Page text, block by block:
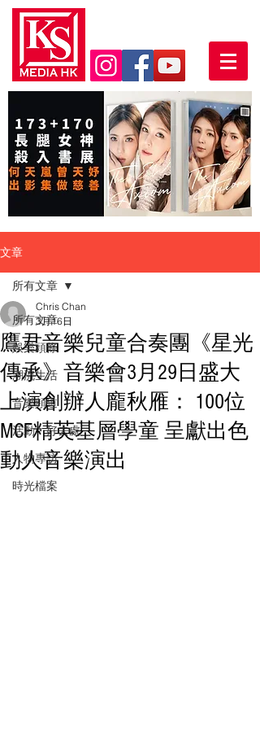
文章
所有文章
娛樂頭條
潮流生活
音樂頻道
活動・好去處
人物專訪
時光檔案
所有文章
鷹君音樂兒童合奏團《星光
傳承》音樂會3月29日盛大
上演創辦人龐秋雁： 100位
MCF精英基層學童 呈獻出色
動人音樂演出
Chris Chan
3月16日